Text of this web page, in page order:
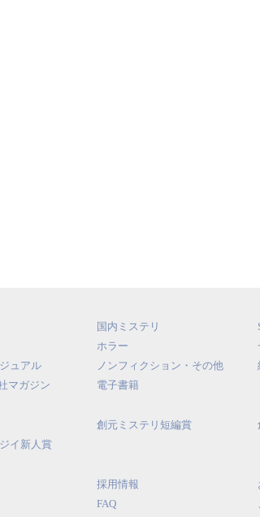
国内ミステリ
ホラー
ュアル
ノンフィクション・その他
マガジン
電子書籍
創元ミステリ短編賞
イ新人賞
採用情報
FAQ